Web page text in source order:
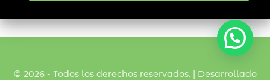
© 2026 - Todos los derechos reservados. | Desarrollado